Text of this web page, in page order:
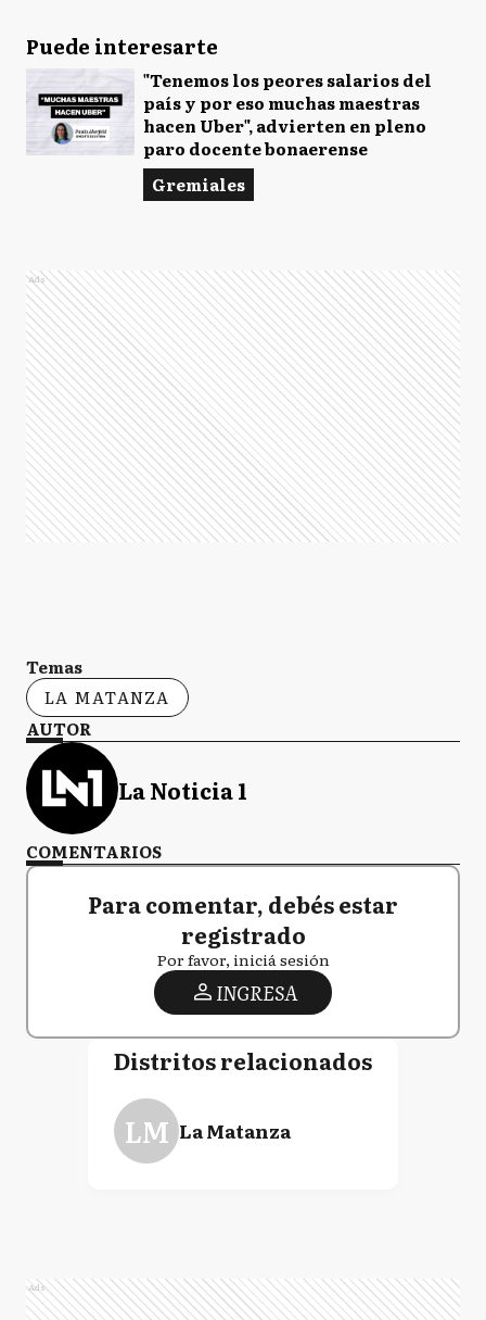
Puede interesarte
"Tenemos los peores salarios del
país y por eso muchas maestras
hacen Uber", advierten en pleno
paro docente bonaerense
Gremiales
Ads
Temas
LA MATANZA
AUTOR
La Noticia 1
COMENTARIOS
Para comentar, debés estar
registrado
Por favor, iniciá sesión
INGRESA
Distritos relacionados
LM La Matanza
Ads